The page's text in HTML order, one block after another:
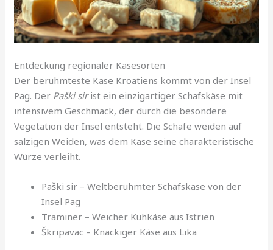
Entdeckung regionaler Käsesorten
Der berühmteste Käse Kroatiens kommt von der Insel
Pag. Der Paški sirist ein einzigartiger Schafskäse mit
intensivem Geschmack, der durch die besondere
Vegetation der Insel entsteht. Die Schafe weiden auf
salzigen Weiden, was dem Käse seine charakteristische
Würze verleiht.
Paški sir – Weltberühmter Schafskäse von der
Insel Pag
Traminer – Weicher Kuhkäse aus Istrien
Škripavac – Knackiger Käse aus Lika